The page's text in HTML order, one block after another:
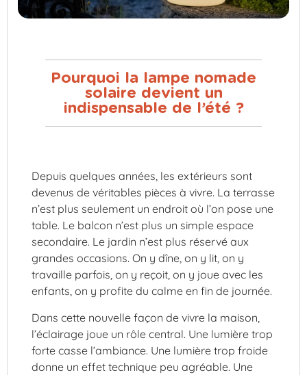
Pourquoi la lampe nomade
solaire devient un
indispensable de l’été ?
Depuis quelques années, les extérieurs sont
devenus de véritables pièces à vivre. La terrasse
n’est plus seulement un endroit où l’on pose une
table. Le balcon n’est plus un simple espace
secondaire. Le jardin n’est plus réservé aux
grandes occasions. On y dîne, on y lit, on y
travaille parfois, on y reçoit, on y joue avec les
enfants, on y profite du calme en fin de journée.
Dans cette nouvelle façon de vivre la maison,
l’éclairage joue un rôle central. Une lumière trop
forte casse l’ambiance. Une lumière trop froide
donne un effet technique peu agréable. Une